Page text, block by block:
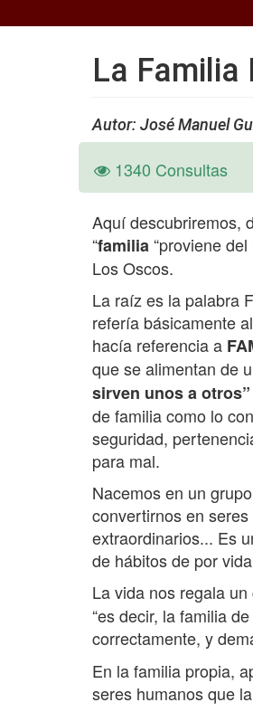
La Familia
Autor: José Manuel
1340 Consultas
Aquí descubriremos,
“familia“proviene
Los Oscos.
La raíz es la palabra
refería básicamente
hacía referencia a
que se alimentan de
sirven unos a otros”
de familia como lo
seguridad,
para mal.
Nacemos en un
convertirnos en
extraordinarios... Es
de hábitos de por
La vida nos regala
“es decir, la familia
correctamente, y
En la familia propia,
seres humanos que